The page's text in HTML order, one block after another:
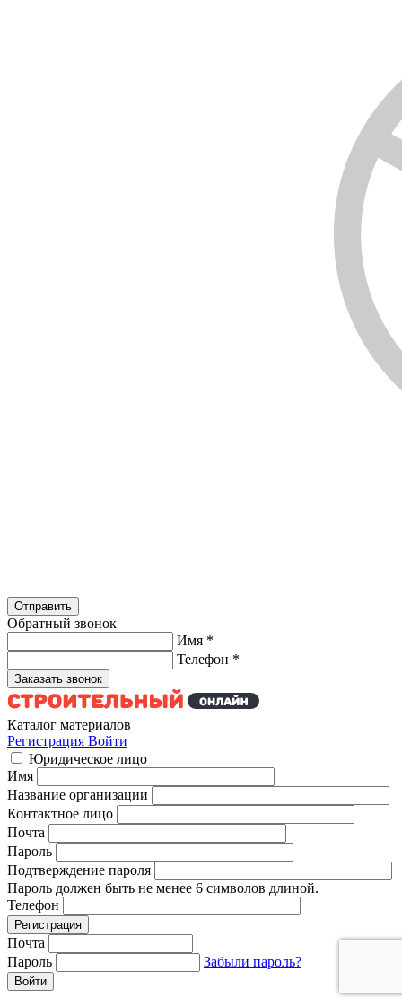
Обратный звонок
Имя *
Телефон *
Каталог материалов
Регистрация Войти
Юридическое лицо
Имя
Название организации
Контактное лицо
Почта
Пароль
Подтверждение пароля
Пароль должен быть не менее 6 символов длиной.
Телефон
Почта
Пароль
Забыли пароль?